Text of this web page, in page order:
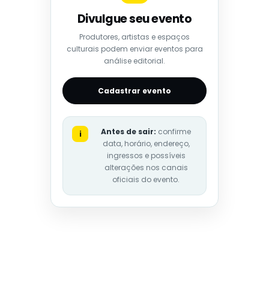
Divulgue seu evento
Produtores, artistas e espaços
culturais podem enviar eventos para
análise editorial.
Cadastrar evento
i Antes de sair: confirme
data, horário, endereço,
ingressos e possíveis
alterações nos canais
oficiais do evento.